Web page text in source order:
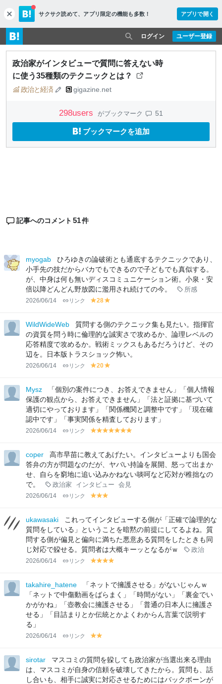
c
l
o
s
e
サクサク読めて、 アプリ限定の機能も多数！ アプリで開く
ユーザー登録
ログイン
政治家がインタビューで質問に答えない時
に使う35種類のテクニックとは？
政治と経済 gigazine.net
298users がブックマーク 51
ブックマークを追加
記事へのコメント 51件
myogab
ひろゆきの論破術とも通底するテクニックであり、
小手先の技だからバカでもできるので子どもでも真似する。
が、中身は何も無いディスコミュニケーション術。小泉・安
倍以降どんどん野放図に濫用され続けての今。
所感
2026/06/14 リンク
y
lo
w
28
lo
w
WildWideWeb
質問する側のテクニック集も見たい。指揮官
の資質を問う時に倫理的な誠実さで攻めるか、論理レベルの
応答精度で攻めるか。戦術ミックスもあるだろうけど、その
辺を。日本版トラスショック怖い。
2026/06/14 リンク
y
lo
w
20
lo
w
Mysz
「個別の案件につき、お答えできません」「個人情報
保護の観点から、お答えできません」「法と証拠に基づいて
適切にやっております」「関係機関と調整中です」「現在確
認中です」「事実関係を精査しております」
2026/06/14 リンク
y
lo
w
y
lo
w
y
lo
y
lo
w
y
lo
w
y
lo
w
lo
w
coper
高市早苗に教えてあげたい。インタビューよりも国会
答弁の方が問題なのだが、ヤバい持論を展開、怒って出まか
せ、自らを窮地に追い込みかねない啖呵など応対が稚拙なの
で。
政治家 インタビュー 会見
2026/06/14 リンク
y
lo
w
y
lo
w
lo
w
ukawasaki
これってインタビューする側が「正確で論理的な
質問をしている」ということを暗黙の前提にしてるよね。質
問する側が偏見と偏向に満ちた悪意ある質問をしたときも同
じ対応で躱せる。質問者は大概キーッとなるがｗ
政治
2026/06/14 リンク
y
lo
w
y
lo
w
y
lo
w
lo
w
takahire_hatene
「ネットで擁護させる」がないじゃんｗ
「ネットで中傷動画をばらまく」「時間がない」「裏金でい
かがかね」「壺教会に擁護させる」「普通の日本人に擁護さ
せる」「目詰まりとか伝統とかよくわからん言葉で説明す
る」
2026/06/14 リンク
y
lo
w
lo
w
sirotar
マスコミの質問を躱しても政治家が当選出来る理由
は、マスコミが自身の信頼を破壊してきたから。質問も、話
し合いも、相手に誠実に対応させるためにはバックボーンが